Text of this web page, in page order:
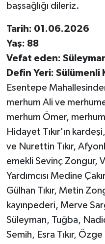
başsağlığı dileriz.
Tarih: 01.06.2026
Yaş: 88
Vefat eden:
Defin Yeri: Sülümenli
Esentepe
merhum Ali ve
merhum Ömer,
Hidayet Tıkır'ın
ve Nurettin Tıkır,
emekli Sevinç Zongur,
Yardımcısı Medine
Gülhan Tıkır, Metin
kayınpederi, Merve
Süleyman, Tuğba,
Semih, Esra Tıkır,